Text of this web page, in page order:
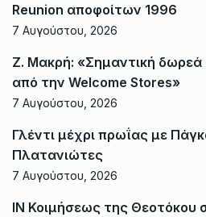
Reunion αποφοίτων 1996
7 Αυγούστου, 2026
Ζ. Μακρή: «Σημαντική
από την Welcome Stores»
7 Αυγούστου, 2026
Γλέντι μέχρι πρωΐας με
Πλατανιώτες
7 Αυγούστου, 2026
ΙΝ Κοιμήσεως της Θεοτόκου